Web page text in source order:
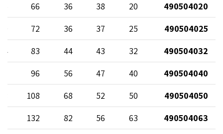
490504020
20
38
36
66
490504025
25
37
36
72
490504032
32
43
44
83
490504040
40
47
56
96
490504050
50
52
68
108
490504063
63
56
82
132